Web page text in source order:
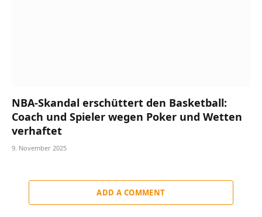
NBA-Skandal erschüttert den Basketball:
Coach und Spieler wegen Poker und Wetten
verhaftet
9. November 2025
ADD A COMMENT